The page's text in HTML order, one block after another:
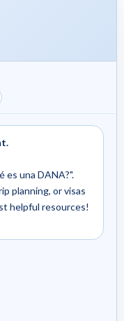
es una DANA?".
planning, or visas
helpful resources!